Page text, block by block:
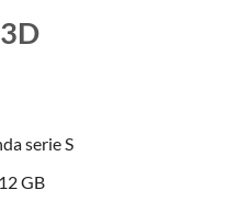
serie S
GB